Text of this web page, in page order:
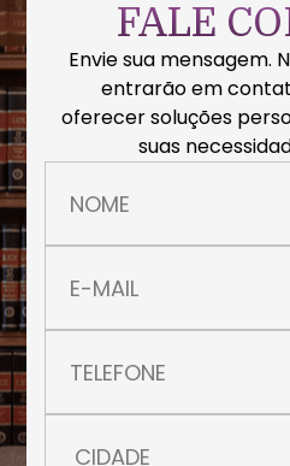
FALE
Envie sua mensagem.
entrarão em
oferecer soluções
suas